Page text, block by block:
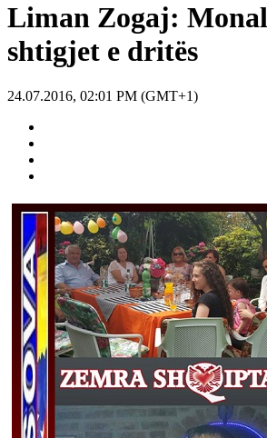
Liman Zogaj:
shtigjet e dritës
24.07.2016, 02:01 PM (GMT+1)